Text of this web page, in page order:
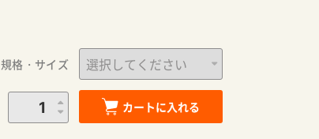
規格・サイズ
カートに入れる